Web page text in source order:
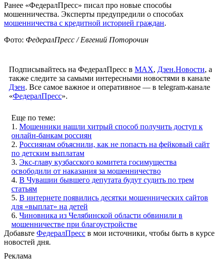
Ранее «ФедералПресс» писал про новые способы
мошенничества. Эксперты предупредили о способах
мошенничества с кредитной историей граждан.
Фото: ФедералПресс / Евгений Поторочин
Подписывайтесь на ФедералПресс в МАХ, Дзен.Новости, а
также следите за самыми интересными новостями в канале
Дзен. Все самое важное и оперативное — в telegram-канале
«ФедералПресс».
Еще по теме:
1. Мошенники нашли хитрый способ получить доступ к
онлайн-банкам россиян
2. Россиянам объяснили, как не попасть на фейковый сайт
по детским выплатам
3. Экс-главу кузбасского комитета госимущества
освободили от наказания за мошенничество
4. В Чувашии бывшего депутата будут судить по трем
статьям
5. В интернете появились десятки мошеннических сайтов
для «выплат» на детей
6. Чиновника из Челябинской области обвинили в
мошенничестве при благоустройстве
Добавьте ФедералПресс в мои источники, чтобы быть в курсе
новостей дня.
Реклама